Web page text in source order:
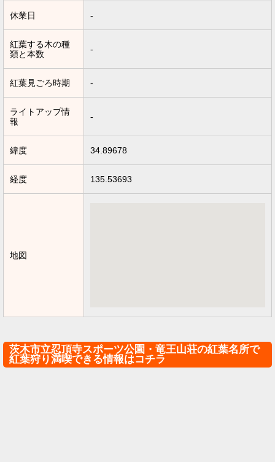
休業日 -
紅葉する木の種
類と本数
-
紅葉見ごろ時期 -
ライトアップ情
報
-
緯度 34.89678
経度 135.53693
地図
茨木市立忍頂寺スポーツ公園・竜王山荘の紅葉名所で
紅葉狩り満喫できる情報はコチラ